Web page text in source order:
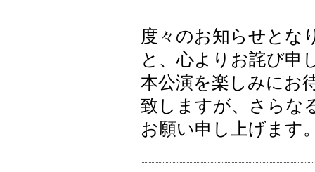
度々のお知らせとな
と、心よりお詫び申
本公演を楽しみにお
致しますが、さらな
お願い申し上げます